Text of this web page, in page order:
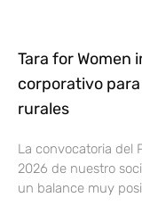
Tara for Women
corporativo
rurales
La convocatoria del
2026 de nuestro
un balance muy